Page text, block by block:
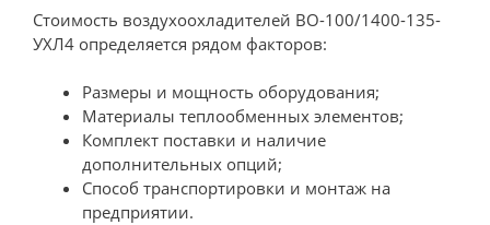
Стоимость воздухоохладителей ВО-100/1400-135-
УХЛ4 определяется рядом факторов:
Размеры и мощность оборудования;
Материалы теплообменных элементов;
Комплект поставки и наличие
дополнительных опций;
Способ транспортировки и монтаж на
предприятии.